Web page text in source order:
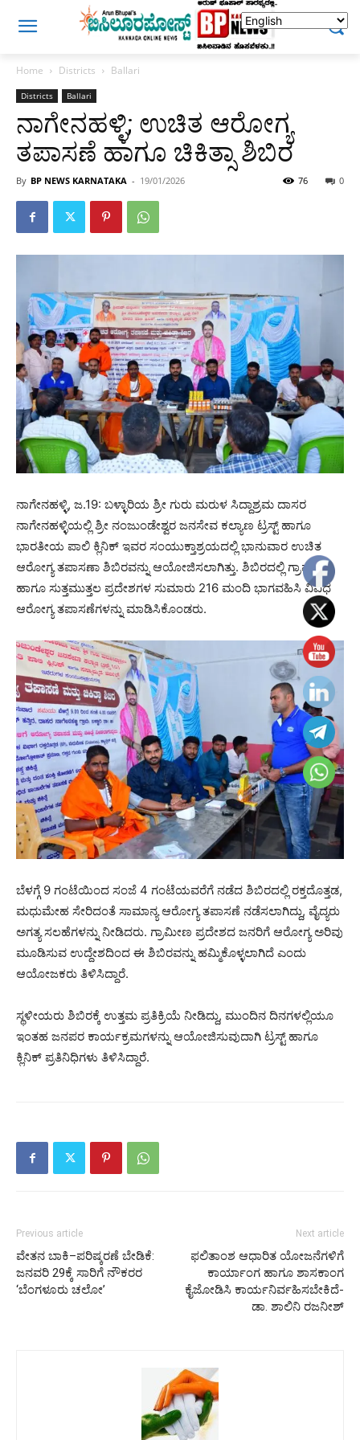
Home Districts Ballari
Districts Ballari
ನಾಗೇನಹಳ್ಳಿ; ಉಚಿತ ಆರೋಗ್ಯ
ತಪಾಸಣೆ ಹಾಗೂ ಚಿಕಿತ್ಸಾ ಶಿಬಿರ
By BP NEWS KARNATAKA - 19/01/2026 0
76
ನಾಗೇನಹಳ್ಳಿ, ಜ.19: ಬಳ್ಳಾರಿಯ ಶ್ರೀ ಗುರು ಮರುಳ ಸಿದ್ದಾಶ್ರಮ ದಾಸರ
ನಾಗೇನಹಳ್ಳಿಯಲ್ಲಿ ಶ್ರೀ ನಂಜುಂಡೇಶ್ವರ ಜನಸೇವ ಕಲ್ಯಾಣ ಟ್ರಸ್ಟ್ ಹಾಗೂ
ಭಾರತೀಯ ಪಾಲಿ ಕ್ಲಿನಿಕ್ ಇವರ ಸಂಯುಕ್ತಾಶ್ರಯದಲ್ಲಿ ಭಾನುವಾರ ಉಚಿತ
ಆರೋಗ್ಯ ತಪಾಸಣಾ ಶಿಬಿರವನ್ನು ಆಯೋಜಿಸಲಾಗಿತ್ತು. ಶಿಬಿರದಲ್ಲಿ ಗ್ರಾಮ
ಹಾಗೂ ಸುತ್ತಮುತ್ತಲ ಪ್ರದೇಶಗಳ ಸುಮಾರು 216 ಮಂದಿ ಭಾಗವಹಿಸಿ ವಿವಿಧ
ಆರೋಗ್ಯ ತಪಾಸಣೆಗಳನ್ನು ಮಾಡಿಸಿಕೊಂಡರು.
ಬೆಳಗ್ಗೆ 9 ಗಂಟೆಯಿಂದ ಸಂಜೆ 4 ಗಂಟೆಯವರೆಗೆ ನಡೆದ ಶಿಬಿರದಲ್ಲಿ ರಕ್ತದೊತ್ತಡ,
ಮಧುಮೇಹ ಸೇರಿದಂತೆ ಸಾಮಾನ್ಯ ಆರೋಗ್ಯ ತಪಾಸಣೆ ನಡೆಸಲಾಗಿದ್ದು, ವೈದ್ಯರು
ಅಗತ್ಯ ಸಲಹೆಗಳನ್ನು ನೀಡಿದರು. ಗ್ರಾಮೀಣ ಪ್ರದೇಶದ ಜನರಿಗೆ ಆರೋಗ್ಯ ಅರಿವು
ಮೂಡಿಸುವ ಉದ್ದೇಶದಿಂದ ಈ ಶಿಬಿರವನ್ನು ಹಮ್ಮಿಕೊಳ್ಳಲಾಗಿದೆ ಎಂದು
ಆಯೋಜಕರು ತಿಳಿಸಿದ್ದಾರೆ.
ಸ್ಥಳೀಯರು ಶಿಬಿರಕ್ಕೆ ಉತ್ತಮ ಪ್ರತಿಕ್ರಿಯೆ ನೀಡಿದ್ದು, ಮುಂದಿನ ದಿನಗಳಲ್ಲಿಯೂ
ಇಂತಹ ಜನಪರ ಕಾರ್ಯಕ್ರಮಗಳನ್ನು ಆಯೋಜಿಸುವುದಾಗಿ ಟ್ರಸ್ಟ್‌ ಹಾಗೂ
ಕ್ಲಿನಿಕ್‌ ಪ್ರತಿನಿಧಿಗಳು ತಿಳಿಸಿದ್ದಾರೆ.
Previous article
ವೇತನ ಬಾಕಿ–ಪರಿಷ್ಕರಣೆ ಬೇಡಿಕೆ:
ಜನವರಿ 29ಕ್ಕೆ ಸಾರಿಗೆ ನೌಕರರ
‘ಬೆಂಗಳೂರು ಚಲೋ’
Next article
ಫಲಿತಾಂಶ ಆಧಾರಿತ ಯೋಜನೆಗಳಿಗೆ
ಕಾರ್ಯಾಂಗ ಹಾಗೂ ಶಾಸಕಾಂಗ
ಕೈಜೋಡಿಸಿ ಕಾರ್ಯನಿರ್ವಹಿಸಬೇಕಿದೆ-
ಡಾ. ಶಾಲಿನಿ ರಜನೀಶ್